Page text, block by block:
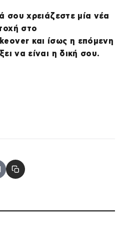
σου χρειάζεστε μία νέα
στο
και ίσως η επόμενη
να είναι η δική σου.